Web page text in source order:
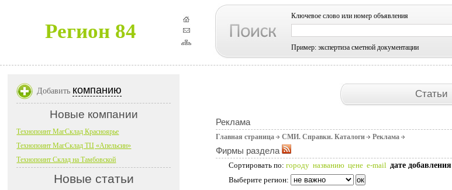
Регион 84
Ключевое слово или номер объявления
Пример: экспертиза сметной документации
Статьи
Реклама
Главная страница СМИ. Справки. Каталоги Реклама
Фирмы раздела
Сортировать по: городу названию цене e-mail дате добавления
Выберите регион:
Добавить компанию
Новые компании
Технопоинт МагСклад Красноярье
Технопоинт МагСклад ТЦ «Апельсин»
Технопоинт Склад на Тамбовской
Новые статьи